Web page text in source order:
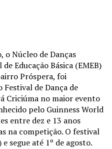
o Núcleo de Danças
Educação Básica (EMEB)
Próspera, foi
de Dança de
Criciúma no maior evento
pelo Guinness World
entre dez e 13 anos
na competição. O festival
segue até 1º de agosto.